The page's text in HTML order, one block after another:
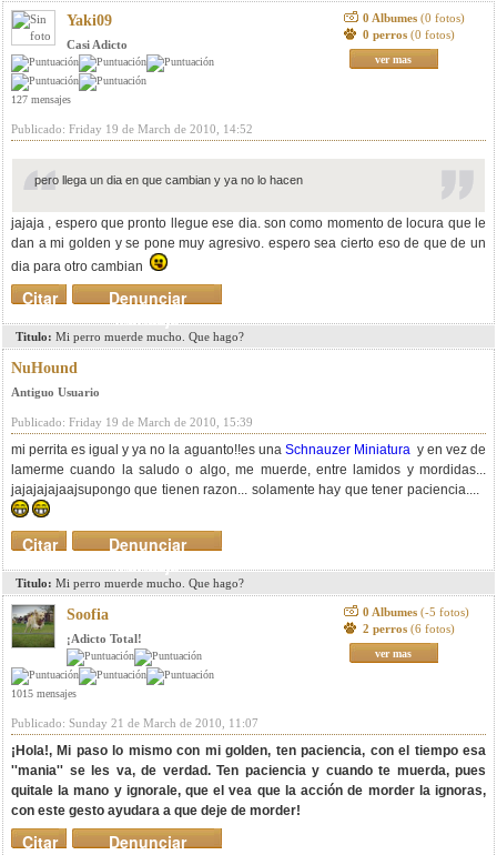
Yaki09
Casi Adicto
127 mensajes
0 Albumes (0 fotos)
0 perros (0 fotos)
ver mas
Publicado: Friday 19 de March de 2010, 14:52
pero llega un dia en que cambian y ya no lo hacen
jajaja , espero que pronto llegue ese dia. son como momento de locura que le
dan a mi golden y se pone muy agresivo. espero sea cierto eso de que de un
dia para otro cambian
Denunciar
mensaje
Citar
Titulo: Mi perro muerde mucho. Que hago?
NuHound
Antiguo Usuario
Publicado: Friday 19 de March de 2010, 15:39
mi perrita es igual y ya no la aguanto!!es una Schnauzer Miniaturay en vez de
lamerme cuando la saludo o algo, me muerde, entre lamidos y mordidas...
jajajajajaajsupongo que tienen razon... solamente hay que tener paciencia....
Denunciar
mensaje
Citar
Titulo: Mi perro muerde mucho. Que hago?
Soofia
¡Adicto Total!
1015 mensajes
0 Albumes (-5 fotos)
2 perros (6 fotos)
ver mas
Publicado: Sunday 21 de March de 2010, 11:07
¡Hola!, Mi paso lo mismo con mi golden, ten paciencia, con el tiempo esa
''mania'' se les va, de verdad. Ten paciencia y cuando te muerda, pues
quitale la mano y ignorale, que el vea que la acción de morder la ignoras,
con este gesto ayudara a que deje de morder!
Denunciar
Citar